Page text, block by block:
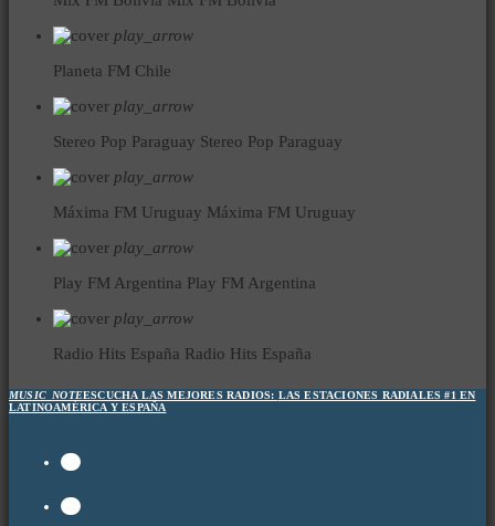
play_arrow
Planeta FM Chile
play_arrow
Stereo Pop Paraguay Stereo Pop Paraguay
play_arrow
Máxima FM Uruguay Máxima FM Uruguay
play_arrow
Play FM Argentina Play FM Argentina
play_arrow
Radio Hits España Radio Hits España
MUSIC_NOTEESCUCHA LAS MEJORES RADIOS: LAS ESTACIONES RADIALES #1 EN
LATINOAMÉRICA Y ESPAÑA